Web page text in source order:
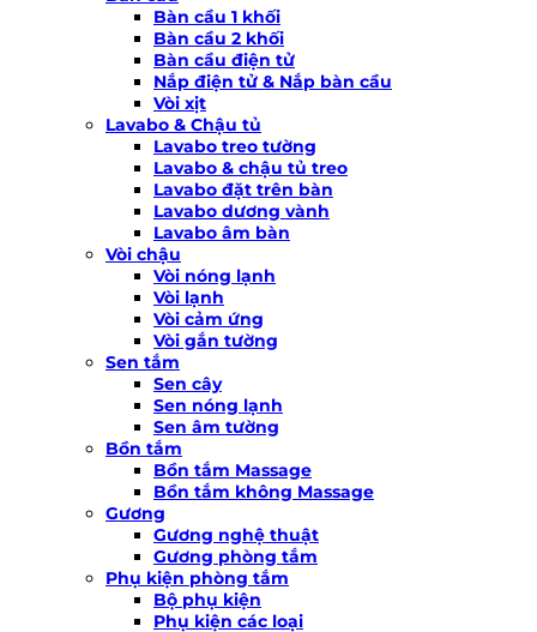
Bàn cầu 1 khối
Bàn cầu 2 khối
Bàn cầu điện tử
Nắp điện tử & Nắp bàn cầu
Vòi xịt
Lavabo & Chậu tủ
Lavabo treo tường
Lavabo & chậu tủ treo
Lavabo đặt trên bàn
Lavabo dương vành
Lavabo âm bàn
Vòi chậu
Vòi nóng lạnh
Vòi lạnh
Vòi cảm ứng
Vòi gắn tường
Sen tắm
Sen cây
Sen nóng lạnh
Sen âm tường
Bồn tắm
Bồn tắm Massage
Bồn tắm không Massage
Gương
Gương nghệ thuật
Gương phòng tắm
Phụ kiện phòng tắm
Bộ phụ kiện
Phụ kiện các loại